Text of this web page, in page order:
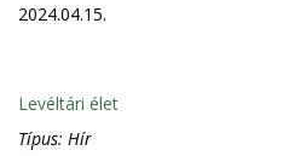
2024.04.15.
Levéltári élet
Típus: Hír